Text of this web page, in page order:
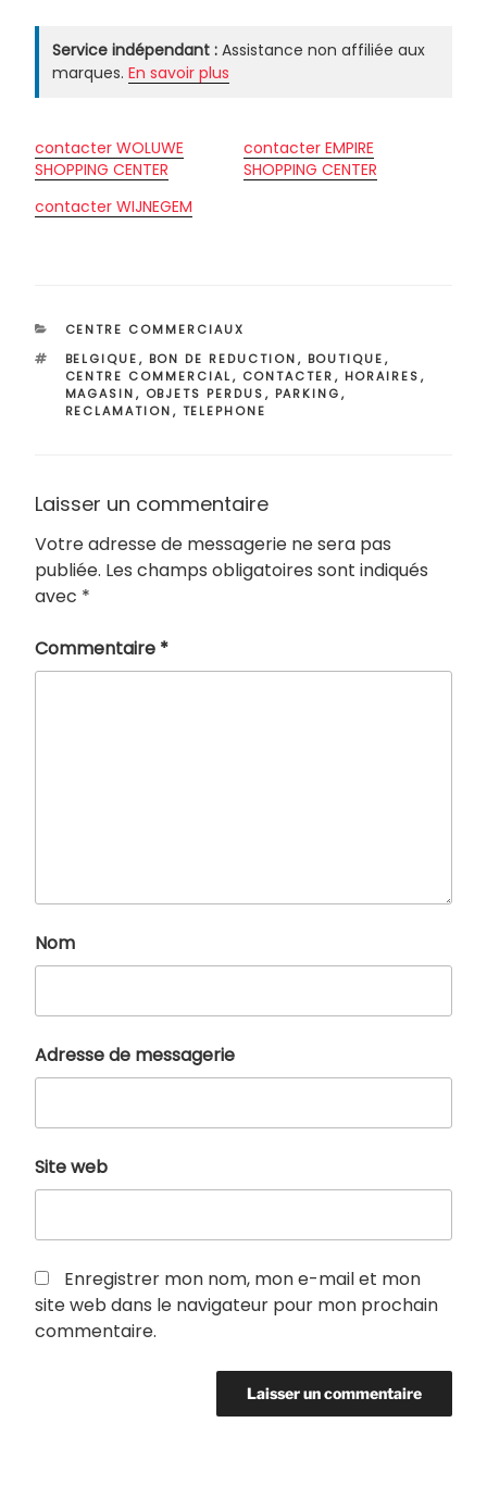
Service indépendant : Assistance non affiliée aux
marques. En savoir plus
contacter WOLUWE
SHOPPING CENTER
contacter EMPIRE
SHOPPING CENTER
contacter WIJNEGEM
CATÉGORIES
CENTRE COMMERCIAUX
ÉTIQUETTES
BELGIQUE, BON DE REDUCTION, BOUTIQUE,
CENTRE COMMERCIAL, CONTACTER, HORAIRES,
MAGASIN, OBJETS PERDUS, PARKING,
RECLAMATION, TELEPHONE
Laisser un commentaire
Votre adresse de messagerie ne sera pas
publiée. Les champs obligatoires sont indiqués
avec *
Commentaire *
Nom
Adresse de messagerie
Site web
Enregistrer mon nom, mon e-mail et mon
site web dans le navigateur pour mon prochain
commentaire.